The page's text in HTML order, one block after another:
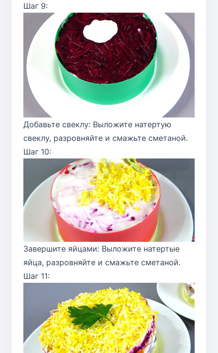
Шаг 9:
Добавьте свеклу: Выложите натертую
свеклу, разровняйте и смажьте сметаной.
Шаг 10:
Завершите яйцами: Выложите натертые
яйца, разровняйте и смажьте сметаной.
Шаг 11: